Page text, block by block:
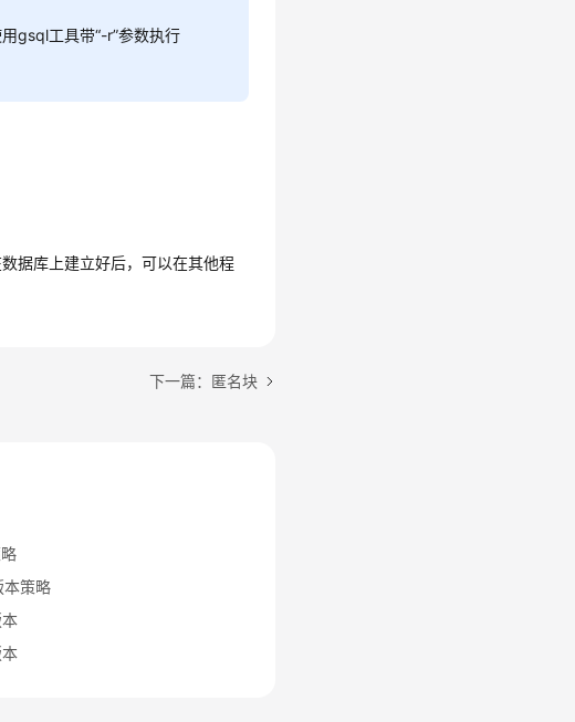
gsql工具带“-r”参数执行
据库上建立好后，可以在其他程
下一篇：匿名块
本策略